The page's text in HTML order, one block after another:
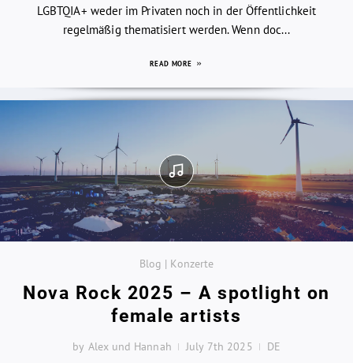
LGBTQIA+ weder im Privaten noch in der Öffentlichkeit
regelmäßig thematisiert werden. Wenn doc...
READ MORE
Blog | Konzerte
Nova Rock 2025 – A spotlight on
female artists
by Alex und Hannah July 7th 2025 DE